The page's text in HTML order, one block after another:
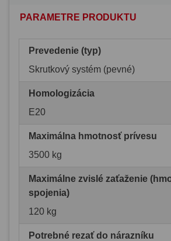
PARAMETRE PRODUKTU
Prevedenie (typ)
Skrutkový systém (pevné)
Homologizácia
E20
Maximálna hmotnosť prívesu
3500 kg
Maximálne zvislé zaťaženie
spojenia)
120 kg
Potrebné rezať do nárazníku